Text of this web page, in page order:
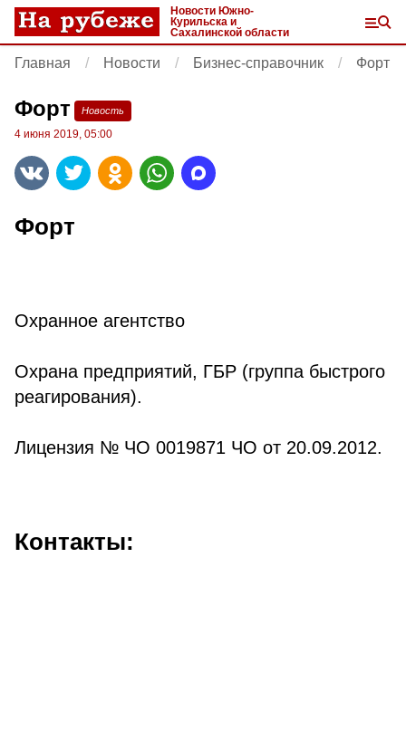
Новости Южно-
Курильска и
Сахалинской области
Главная Новости Бизнес-справочник Форт
Форт Новость
4 июня 2019, 05:00
Форт
Охранное агентство
Охрана предприятий, ГБР (группа быстрого
реагирования).
Лицензия № ЧО 0019871 ЧО от 20.09.2012.
Контакты: